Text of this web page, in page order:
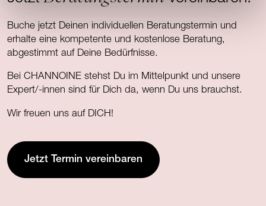
Buche jetzt Deinen individuellen Beratungstermin und
erhalte eine kompetente und kostenlose Beratung,
abgestimmt auf Deine Bedürfnisse.
Bei CHANNOINE stehst Du im Mittelpunkt und unsere
Expert/-innen sind für Dich da, wenn Du uns brauchst.
Wir freuen uns auf DICH!
Jetzt Termin vereinbaren